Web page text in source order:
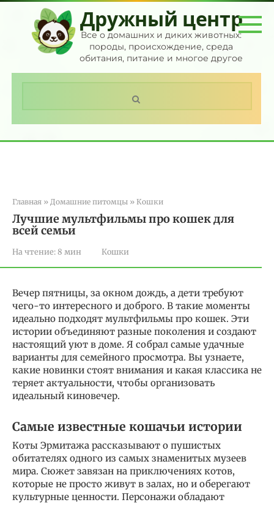
Перейти
контенту
Дружный центр
Все о домашних и диких животных:
породы, происхождение, среда
обитания, питание и многое другое
Главная » Домашние питомцы » Кошки
Лучшие мультфильмы про кошек для
всей семьи
На чтение:8 мин Кошки
Вечер пятницы, за окном дождь, а дети требуют
чего-то интересного и доброго. В такие моменты
идеально подходят мультфильмы про кошек. Эти
истории объединяют разные поколения и создают
настоящий уют в доме. Я собрал самые удачные
варианты для семейного просмотра. Вы узнаете,
какие новинки стоят внимания и какая классика не
теряет актуальности, чтобы организовать
идеальный киновечер.
Самые известные кошачьи истории
Коты Эрмитажа рассказывают о пушистых
обитателях одного из самых знаменитых музеев
мира. Сюжет завязан на приключениях котов,
которые не просто живут в залах, но и оберегают
культурные ценности. Персонажи обладают